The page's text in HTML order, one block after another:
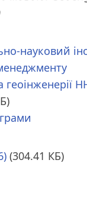
науковий
геоінженерії
(304.41 КБ)